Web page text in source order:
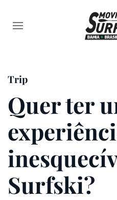
Trip
Quer ter
Surfski?